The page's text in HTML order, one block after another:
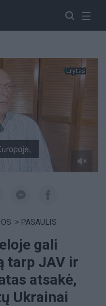
> PASAULIS
gali
tarp JAV ir
atsakė,
Ukrainai